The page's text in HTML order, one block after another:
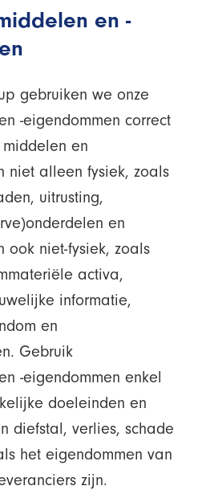
en -
gebruiken we onze
-eigendommen correct
en
niet alleen fysiek, zoals
uitrusting,
en
ook niet-fysiek, zoals
activa,
informatie,
en
Gebruik
-eigendommen enkel
doeleinden en
diefstal, verlies, schade
het eigendommen van
zijn.